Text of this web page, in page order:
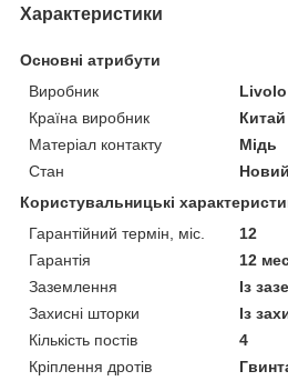
Характеристики
Основні атрибути
Виробник
Livolo
Країна виробник
Китай
Матеріал контакту
Мідь
Стан
Новий
Користувальницькі
Гарантійний термін, міс.
12
Гарантія
12
Заземлення
Із
Захисні шторки
Із
Кількість постів
4
Кріплення дротів